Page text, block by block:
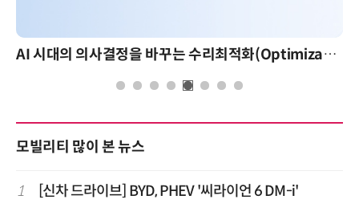
AI 시대의 의사결정을 바꾸는 수리최적화(Optimization): 실제 산업 적용 사례와 활용 전략
모빌리티 많이 본 뉴스
1 [신차 드라이브] BYD, PHEV '씨라이언 6 DM-i'